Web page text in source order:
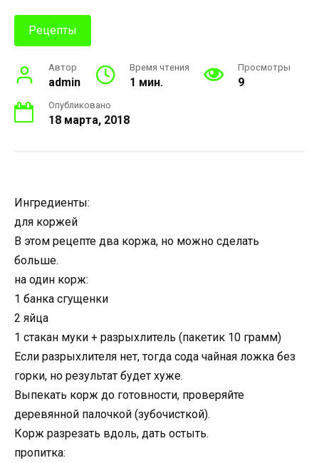
Рецепты
Автор
admin
Время чтения
1 мин.
Просмотры
9
Опубликовано
18 марта, 2018
Ингредиенты:
для коржей
В этом рецепте два коржа, но можно сделать
больше.
на один корж:
1 банка сгущенки
2 яйца
1 стакан муки + разрыхлитель (пакетик 10 грамм)
Если разрыхлителя нет, тогда сода чайная ложка без
горки, но результат будет хуже.
Выпекать корж до готовности, проверяйте
деревянной палочкой (зубочисткой).
Корж разрезать вдоль, дать остыть.
пропитка: